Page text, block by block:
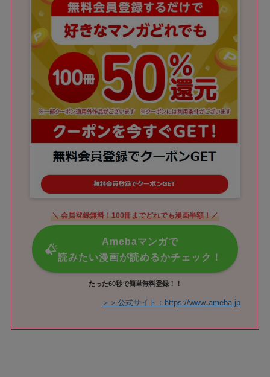
＼ 会員登録無料！100冊までどれでも漫画半額！／
Amebaマンガで
読みたい漫画が読めるかチェック！
たった60秒で簡単無料登録！！
＞＞公式サイト：https://www.ameba.jp